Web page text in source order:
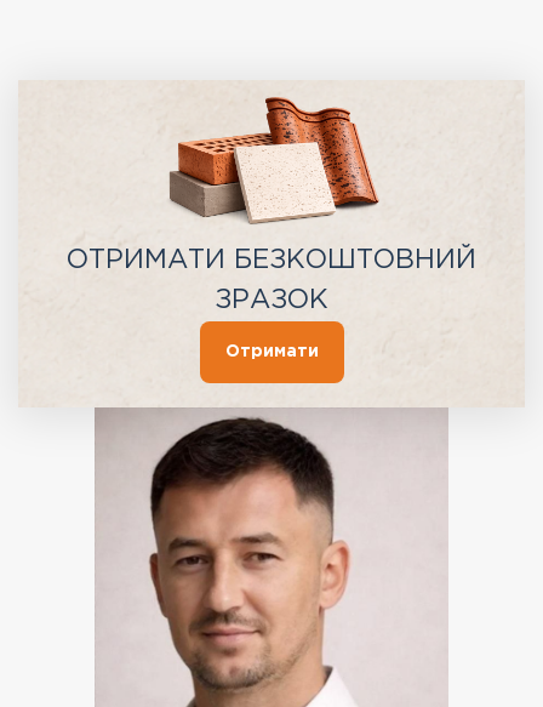
ОТРИМАТИ БЕЗКОШТОВНИЙ
ЗРАЗОК
Отримати